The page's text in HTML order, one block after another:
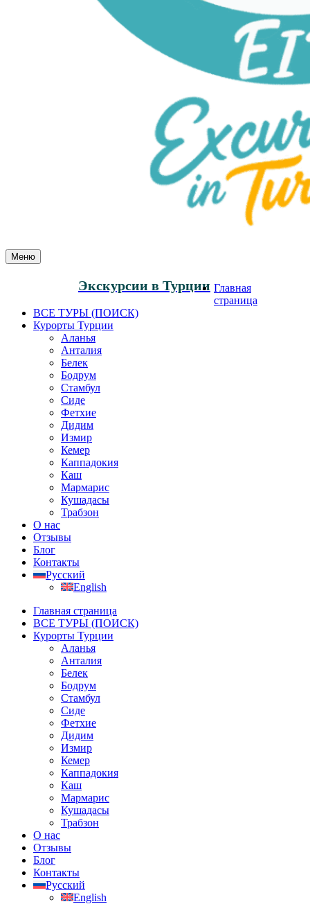
Меню
Экскурсии в Турции Главная
страница
ВСЕ ТУРЫ (ПОИСК)
Курорты Турции
Аланья
Анталия
Белек
Бодрум
Стамбул
Сиде
Фетхие
Дидим
Измир
Кемер
Каппадокия
Каш
Мармарис
Кушадасы
Трабзон
О нас
Отзывы
Блог
Контакты
Русский
English
Главная страница
ВСЕ ТУРЫ (ПОИСК)
Курорты Турции
Аланья
Анталия
Белек
Бодрум
Стамбул
Сиде
Фетхие
Дидим
Измир
Кемер
Каппадокия
Каш
Мармарис
Кушадасы
Трабзон
О нас
Отзывы
Блог
Контакты
Русский
English